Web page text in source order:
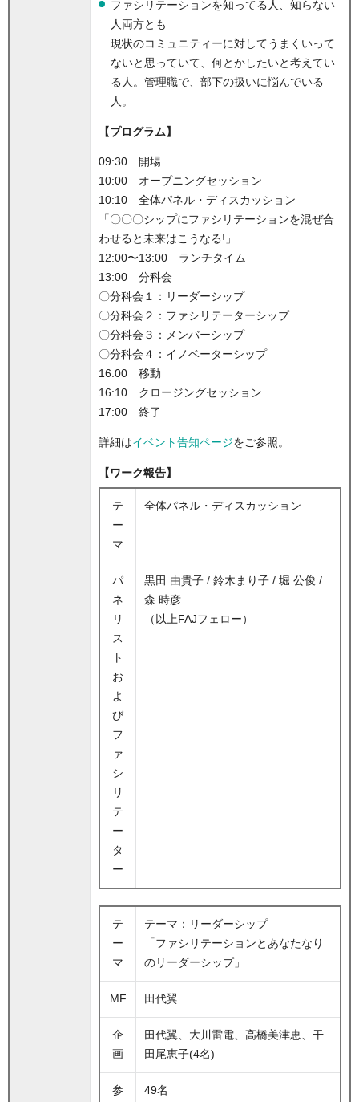
ファシリテーションを知ってる人、知らない
人両方とも
現状のコミュニティーに対してうまくいって
ないと思っていて、何とかしたいと考えてい
る人。管理職で、部下の扱いに悩んでいる
人。
【プログラム】
09:30 開場
10:00 オープニングセッション
10:10 全体パネル・ディスカッション
「〇〇〇シップにファシリテーションを混ぜ合
わせると未来はこうなる!」
12:00〜13:00 ランチタイム
13:00 分科会
〇分科会１：リーダーシップ
〇分科会２：ファシリテーターシップ
〇分科会３：メンバーシップ
〇分科会４：イノベーターシップ
16:00 移動
16:10 クロージングセッション
17:00 終了
詳細はイベント告知ページをご参照。
【ワーク報告】
テ
ー
マ
全体パネル・ディスカッション
パ
ネ
リ
ス
ト
お
よ
び
フ
ァ
シ
リ
テ
ー
タ
ー
黒田 由貴子 / 鈴木まり子 / 堀 公俊 /
森 時彦
（以上FAJフェロー）
テ
ー
マ
テーマ：リーダーシップ
「ファシリテーションとあなたなり
のリーダーシップ」
MF 田代翼
企
画
田代翼、大川雷電、高橋美津恵、干
田尾恵子(4名)
参 49名